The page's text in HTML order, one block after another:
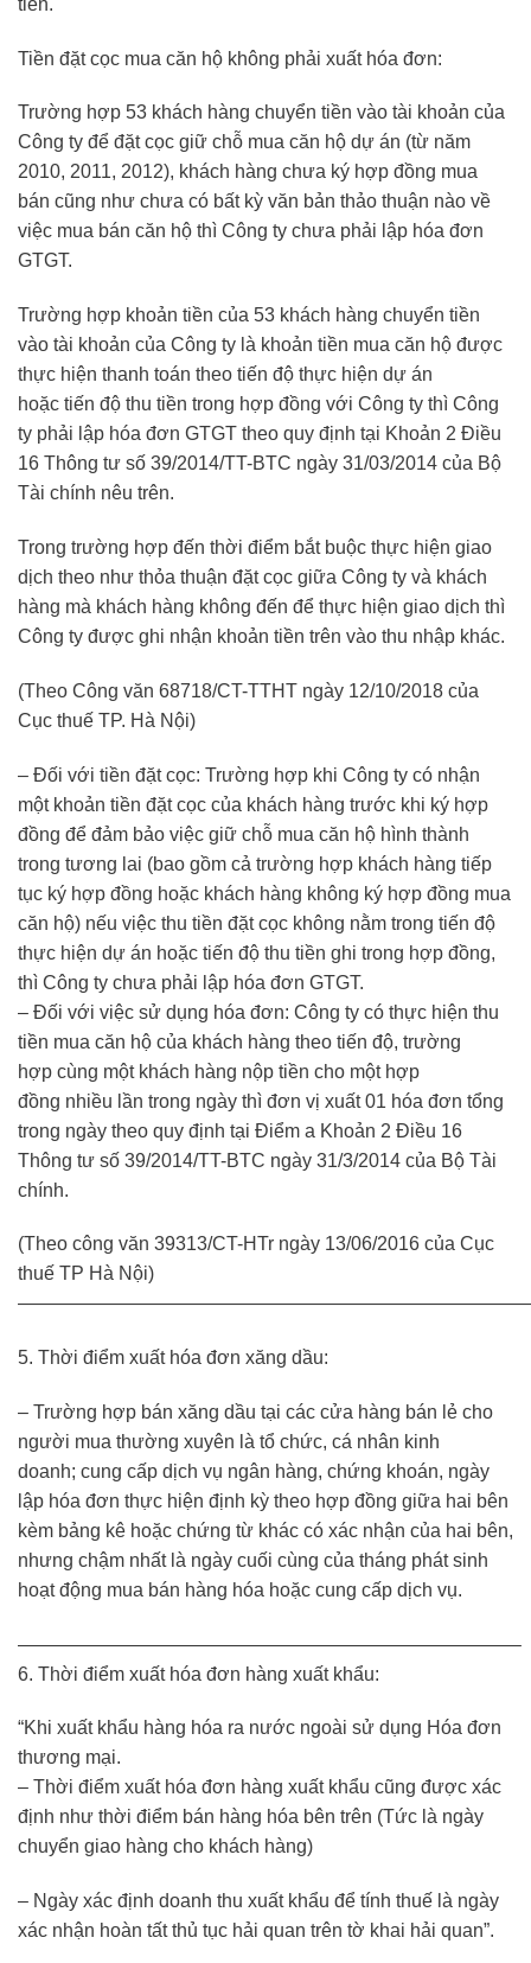
Tiền đặt cọc mua căn hộ không phải xuất hóa đơn:
Trường hợp 53 khách hàng chuyển tiền vào tài khoản của
Công ty để đặt cọc giữ chỗ mua căn hộ dự án (từ năm
2010, 2011, 2012), khách hàng chưa ký hợp đồng mua
bán cũng như chưa có bất kỳ văn bản thảo thuận nào về
việc mua bán căn hộ thì Công ty chưa phải lập hóa đơn
GTGT.
Trường hợp khoản tiền của 53 khách hàng chuyển tiền
vào tài khoản của Công ty là khoản tiền mua căn hộ được
thực hiện thanh toán theo tiến độ thực hiện dự án
hoặc tiến độ thu tiền trong hợp đồng với Công ty thì Công
ty phải lập hóa đơn GTGT theo quy định tại Khoản 2 Điều
16 Thông tư số 39/2014/TT-BTC ngày 31/03/2014 của Bộ
Tài chính nêu trên.
Trong trường hợp đến thời điểm bắt buộc thực hiện giao
dịch theo như thỏa thuận đặt cọc giữa Công ty và khách
hàng mà khách hàng không đến để thực hiện giao dịch thì
Công ty được ghi nhận khoản tiền trên vào thu nhập khác.
(Theo Công văn 68718/CT-TTHT ngày 12/10/2018 của
Cục thuế TP. Hà Nội)
– Đối với tiền đặt cọc: Trường hợp khi Công ty có nhận
một khoản tiền đặt cọc của khách hàng trước khi ký hợp
đồng để đảm bảo việc giữ chỗ mua căn hộ hình thành
trong tương lai (bao gồm cả trường hợp khách hàng tiếp
tục ký hợp đồng hoặc khách hàng không ký hợp đồng mua
căn hộ) nếu việc thu tiền đặt cọc không nằm trong tiến độ
thực hiện dự án hoặc tiến độ thu tiền ghi trong hợp đồng,
thì Công ty chưa phải lập hóa đơn GTGT.
– Đối với việc sử dụng hóa đơn: Công ty có thực hiện thu
tiền mua căn hộ của khách hàng theo tiến độ, trường
hợp cùng một khách hàng nộp tiền cho một hợp
đồng nhiều lần trong ngày thì đơn vị xuất 01 hóa đơn tổng
trong ngày theo quy định tại Điểm a Khoản 2 Điều 16
Thông tư số 39/2014/TT-BTC ngày 31/3/2014 của Bộ Tài
chính.
(Theo công văn 39313/CT-HTr ngày 13/06/2016 của Cục
thuế TP Hà Nội)
5. Thời điểm xuất hóa đơn xăng dầu:
– Trường hợp bán xăng dầu tại các cửa hàng bán lẻ cho
người mua thường xuyên là tổ chức, cá nhân kinh
doanh; cung cấp dịch vụ ngân hàng, chứng khoán, ngày
lập hóa đơn thực hiện định kỳ theo hợp đồng giữa hai bên
kèm bảng kê hoặc chứng từ khác có xác nhận của hai bên,
nhưng chậm nhất là ngày cuối cùng của tháng phát sinh
hoạt động mua bán hàng hóa hoặc cung cấp dịch vụ.
——————————————————————————–
6. Thời điểm xuất hóa đơn hàng xuất khẩu:
“Khi xuất khẩu hàng hóa ra nước ngoài sử dụng Hóa đơn
thương mại.
– Thời điểm xuất hóa đơn hàng xuất khẩu cũng được xác
định như thời điểm bán hàng hóa bên trên (Tức là ngày
chuyển giao hàng cho khách hàng)
– Ngày xác định doanh thu xuất khẩu để tính thuế là ngày
xác nhận hoàn tất thủ tục hải quan trên tờ khai hải quan”.